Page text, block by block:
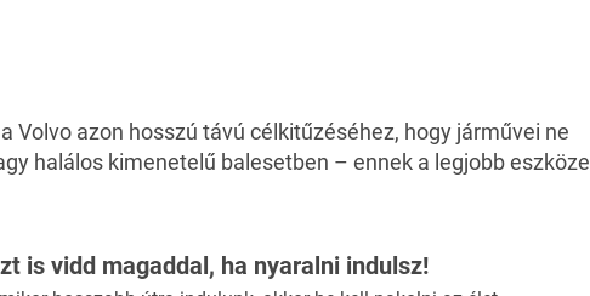
Volvo azon hosszú távú célkitűzéséhez, hogy járművei ne
halálos kimenetelű balesetben – ennek a legjobb eszköze
is vidd magaddal, ha nyaralni indulsz!